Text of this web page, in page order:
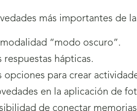
más importantes de
modalidad “modo oscuro”.
respuestas hápticas.
opciones para crear
en la aplicación de
de conectar